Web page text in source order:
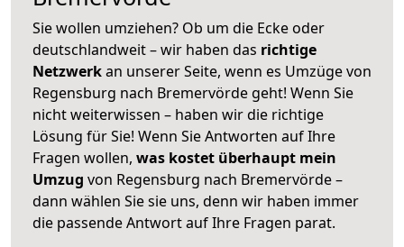
Sie wollen umziehen? Ob um die Ecke oder
deutschlandweit – wir haben das richtige
Netzwerkan unserer Seite, wenn es Umzüge von
Regensburg nach Bremervörde geht! Wenn Sie
nicht weiterwissen – haben wir die richtige
Lösung für Sie! Wenn Sie Antworten auf Ihre
Fragen wollen, was kostet überhaupt mein
Umzug von Regensburg nach Bremervörde –
dann wählen Sie sie uns, denn wir haben immer
die passende Antwort auf Ihre Fragen parat.